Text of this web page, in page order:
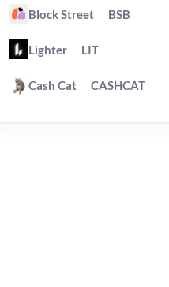
Block Street BSB
Lighter LIT
Cash Cat CASHCAT